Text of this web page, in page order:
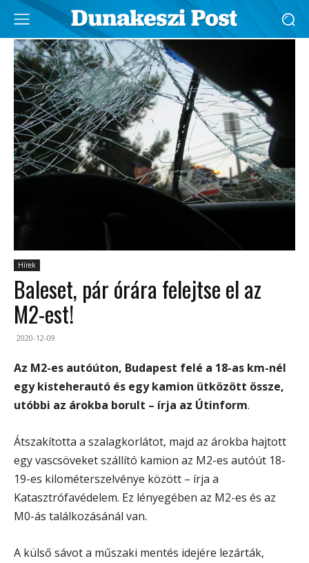
Hírek
Baleset, pár órára felejtse el az
M2-est!
2020-12-09
Az M2-es autóúton, Budapest felé a 18-as km-nél
egy kisteherautó és egy kamion ütközött össze,
utóbbi az árokba borult – írja az Útinform.
Átszakította a szalagkorlátot, majd az árokba hajtott
egy vascsöveket szállító kamion az M2-es autóút 18-
19-es kilométerszelvénye között – írja a
Katasztrófavédelem. Ez lényegében az M2-es és az
M0-ás találkozásánál van.
A külső sávot a műszaki mentés idejére lezárták,